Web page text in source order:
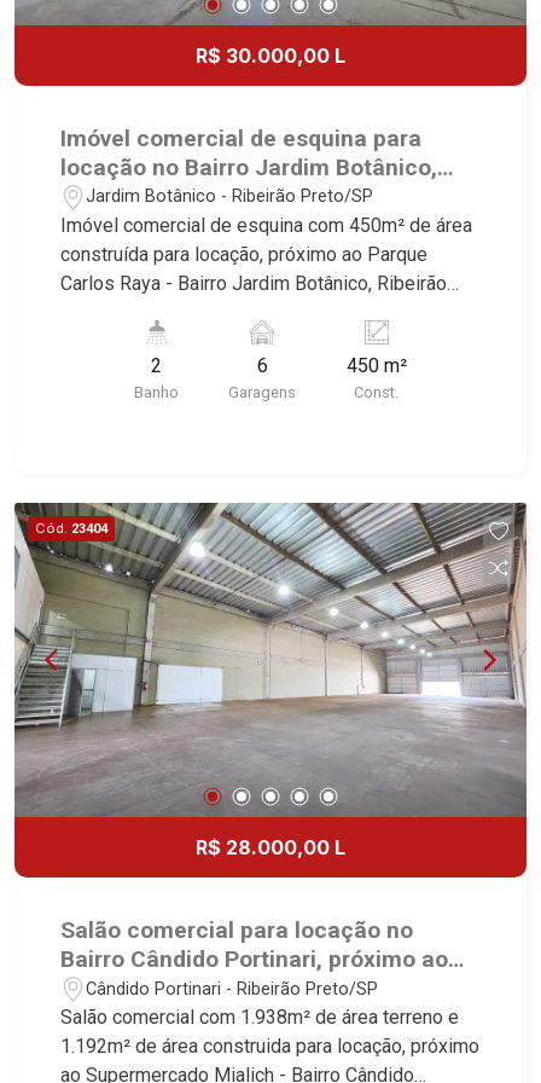
R$ 30.000,00 L
Imóvel comercial de esquina para
locação no Bairro Jardim Botânico,
próximo ao Parque Carlos Raya -
Ribeirão Preto/SP.
Jardim Botânico - Ribeirão Preto/SP
Imóvel comercial de esquina com 450m² de área
construída para locação, próximo ao Parque
Carlos Raya - Bairro Jardim Botânico, Ribeirão
imóvel que a Martinelli Imobiliária selecionou
para você: - 450m² de área construída - Esquina -
Recepção - Vitrine - 2 salas - WCs masculino e
imobiliário desde 2000. Especialistas em Venda,
Locação e Lançamentos! Avenida João Fiúsa,
1051 - Alto da Boa Vista | Ribeirão Preto.
2
Banho
6
Garagens
450 m²
Const.
Cód. 23404
R$ 28.000,00 L
Salão comercial para locação no
Bairro Cândido Portinari, próximo ao
Supermercado Mialich - Ribeirão
Preto/SP.
Cândido Portinari - Ribeirão Preto/SP
Salão comercial com 1.938m² de área terreno e
1.192m² de área construida para locação, próximo
ao Supermercado Mialich - Bairro Cândido